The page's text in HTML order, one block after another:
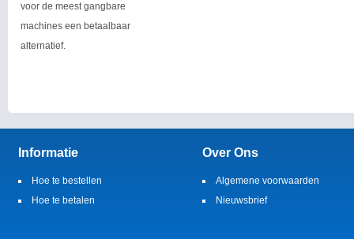
voor de meest gangbare
machines een betaalbaar
alternatief.
Informatie
Hoe te bestellen
Hoe te betalen
Over Ons
Algemene voorwaarden
Nieuwsbrief